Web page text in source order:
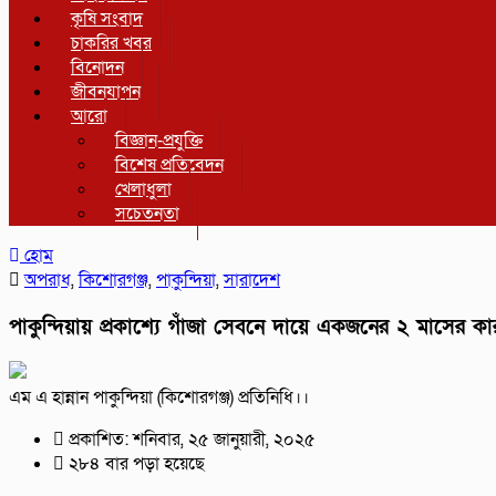
কৃষি সংবাদ
চাকরির খবর
বিনোদন
জীবনযাপন
আরো
বিজ্ঞান-প্রযুক্তি
বিশেষ প্রতিবেদন
খেলাধুলা
সচেতনতা
হোম
অপরাধ,কিশোরগঞ্জ,পাকুন্দিয়া,সারাদেশ
পাকুন্দিয়ায় প্রকাশ্যে গাঁজা সেবনে দায়ে একজনের ২ মাসের
এম এ হান্নান পাকুন্দিয়া (কিশোরগঞ্জ) প্রতিনিধি।।
প্রকাশিত: শনিবার, ২৫ জানুয়ারী, ২০২৫
২৮৪ বার পড়া হয়েছে